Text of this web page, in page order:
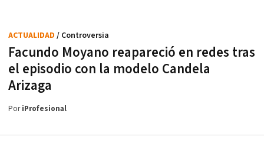
Facundo Moyano reapareció en redes tras
el episodio con la modelo Candela
Arizaga
ACTUALIDAD / Controversia
PoriProfesional